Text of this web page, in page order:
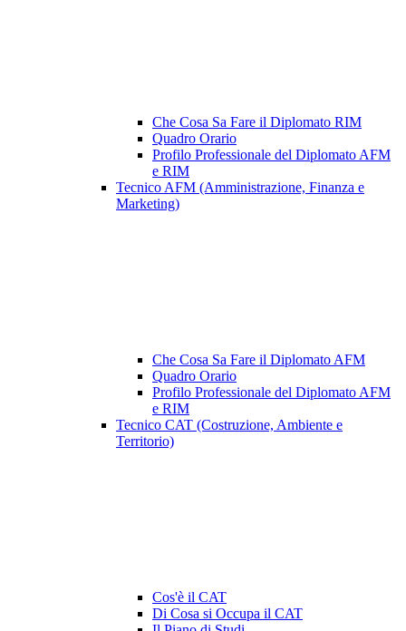
Che Cosa Sa Fare il Diplomato RIM
Quadro Orario
Profilo Professionale del Diplomato AFM
e RIM
Tecnico AFM (Amministrazione, Finanza e
Marketing)
Che Cosa Sa Fare il Diplomato AFM
Quadro Orario
Profilo Professionale del Diplomato AFM
e RIM
Tecnico CAT (Costruzione, Ambiente e
Territorio)
Cos'è il CAT
Di Cosa si Occupa il CAT